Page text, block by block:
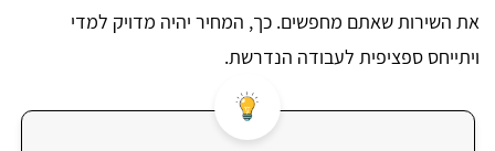
את השירות שאתם מחפשים. כך, המחיר יהיה מדויק למדי
ויתייחס ספציפית לעבודה הנדרשת.